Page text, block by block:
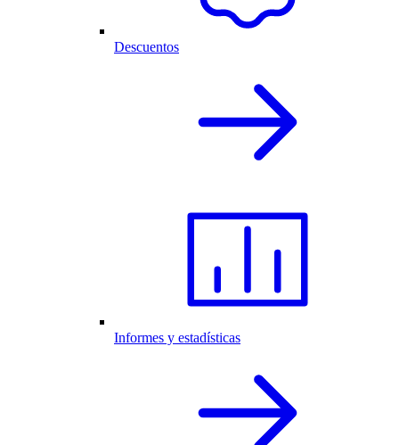
Descuentos
Informes y estadísticas